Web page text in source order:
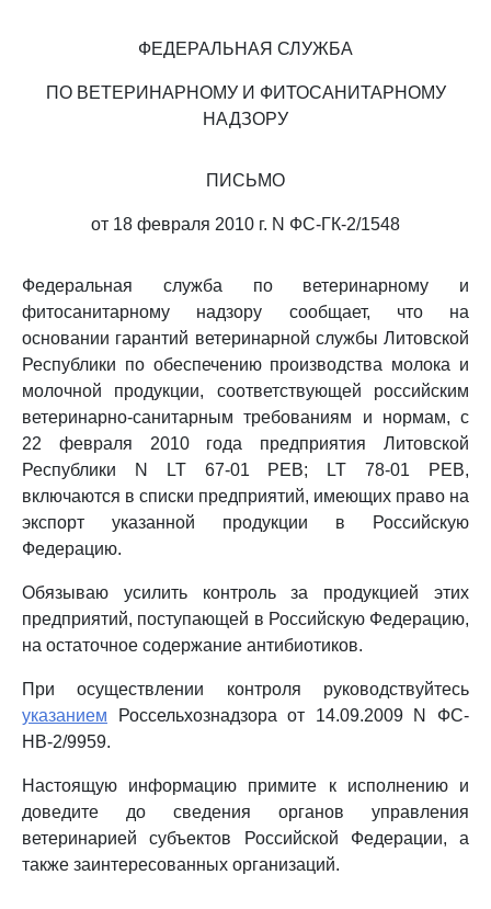
ФЕДЕРАЛЬНАЯ СЛУЖБА
ПО ВЕТЕРИНАРНОМУ И ФИТОСАНИТАРНОМУ
НАДЗОРУ
ПИСЬМО
от 18 февраля 2010 г. N ФС-ГК-2/1548
Федеральная служба по ветеринарному и
фитосанитарному надзору сообщает, что на
основании гарантий ветеринарной службы Литовской
Республики по обеспечению производства молока и
молочной продукции, соответствующей российским
ветеринарно-санитарным требованиям и нормам, с
22 февраля 2010 года предприятия Литовской
Республики N LT 67-01 РЕВ; LT 78-01 РЕВ,
включаются в списки предприятий, имеющих право на
экспорт указанной продукции в Российскую
Федерацию.
Обязываю усилить контроль за продукцией этих
предприятий, поступающей в Российскую Федерацию,
на остаточное содержание антибиотиков.
При осуществлении контроля руководствуйтесь
указанием Россельхознадзора от 14.09.2009 N ФС-
НВ-2/9959.
Настоящую информацию примите к исполнению и
доведите до сведения органов управления
ветеринарией субъектов Российской Федерации, а
также заинтересованных организаций.